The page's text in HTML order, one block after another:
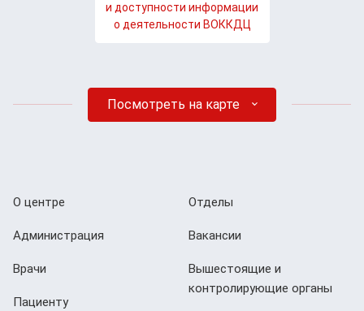
и доступности информации
о деятельности ВОККДЦ
Посмотреть на карте
О центре
Администрация
Врачи
Пациенту
Отделы
Вакансии
Вышестоящие и
контролирующие органы